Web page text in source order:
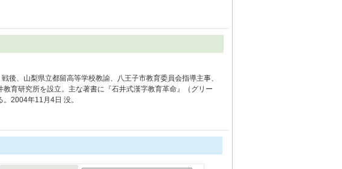
後、山梨県立都留高等学校教諭、八王子市教育委員会指導主事、
育研究所を設立。主な著書に『石井式漢字教育革命』（グリー
2004年11月4日 没。